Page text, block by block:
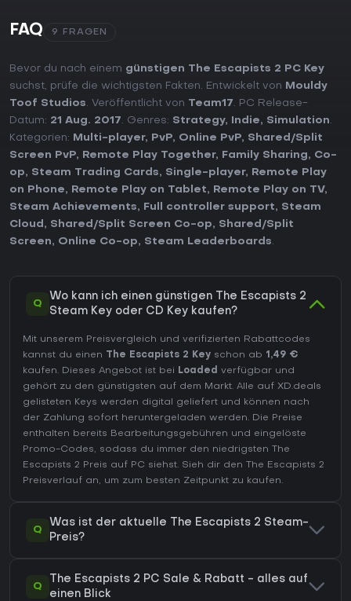
FAQ 9 FRAGEN
Bevor du nach einem günstigen The Escapists 2 PC Key
suchst, prüfe die wichtigsten Fakten. Entwickelt von
Mouldy
Toof Studios. Veröffentlicht von Team17. PC Release-
Datum: 21 Aug. 2017. Genres: Strategy, Indie, Simulation.
Kategorien:
Multi-player, PvP, Online PvP, Shared/Split
Screen PvP, Remote Play Together, Family Sharing, Co-
op, Steam Trading Cards, Single-player,
Remote Play
on Phone, Remote Play on Tablet, Remote Play on TV,
Steam Achievements, Full controller support, Steam
Cloud , Shared/Split Screen Co-op, Shared/Split
Screen, Online Co-op, Steam Leaderboards.
Q
Wo kann ich einen günstigen The Escapists 2
Steam Key oder CD Key kaufen?
Mit unserem Preisvergleich und verifizierten Rabattcodes
kannst du einen
The Escapists 2 Key schon ab 1,49 €
kaufen. Dieses Angebot ist bei Loaded verfügbar und
gehört zu den günstigsten auf dem Markt. Alle auf XD.deals
gelisteten Keys werden digital geliefert und können nach
der Zahlung sofort heruntergeladen werden. Die Preise
enthalten bereits Bearbeitungsgebühren und eingelöste
Promo-Codes, sodass du immer den niedrigsten The
Escapists 2 Preis auf PC siehst. Sieh dir den
The Escapists 2
Preisverlauf an, um zum besten Zeitpunkt zu kaufen.
Q
Was ist der aktuelle The Escapists 2 Steam-
Preis?
Q
The Escapists 2 PC Sale & Rabatt - alles auf
einen Blick